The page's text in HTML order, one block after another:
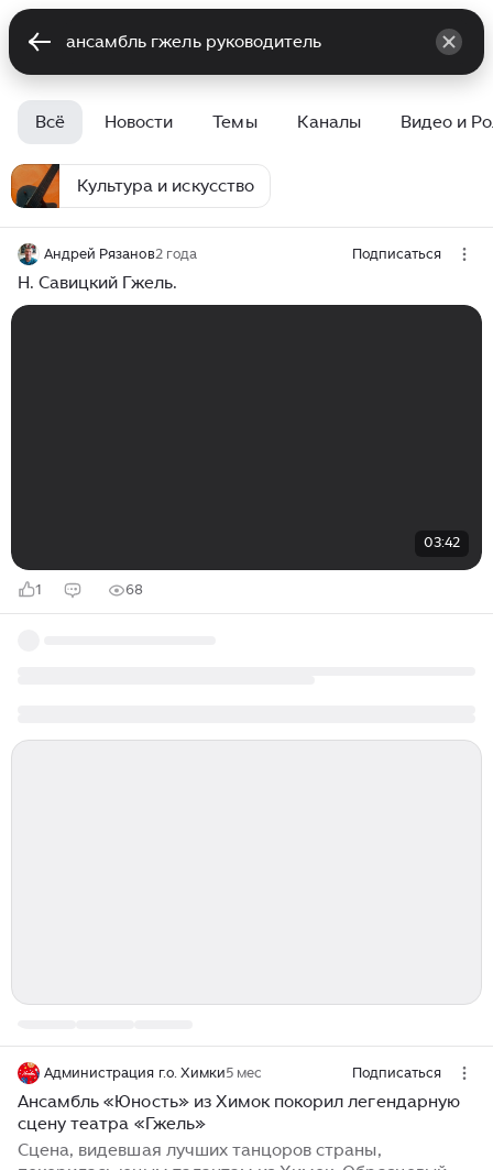
Всё Новости Темы Каналы Видео и
Культура и искусство
Андрей Рязанов2 года Подписаться
Н. Савицкий Гжель.
03:42
1 68
Администрация г.о. Химки5 мес Подписаться
Ансамбль «Юность» из Химок покорил легендарную
сцену театра «Гжель»
Сцена, видевшая лучших танцоров страны,